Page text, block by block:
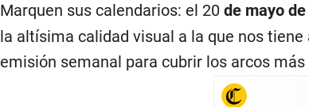
Marquen sus calendarios: el 20 de mayo
la altísima calidad visual a la que nos
emisión semanal para cubrir los arcos más